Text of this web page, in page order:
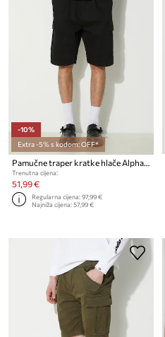
-10%
Extra -5% s kodom: OFF*
Pamučne traper kratke hlače Alpha Industries Aircraft
Trenutna cijena:
51,99 €
Regularna cijena:97,99 €
Najniža cijena:57,99 €